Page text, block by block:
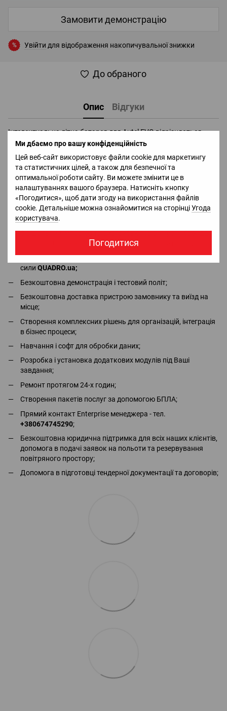
Ми дбаємо про вашу конфіденційність
Цей веб-сайт використовує файли cookie для маркетингу
та статистичних цілей, а також для безпечної та
оптимальної роботи сайту. Ви можете змінити це в
налаштуваннях вашого браузера. Натисніть кнопку
«Погодитися», щоб дати згоду на використання файлів
cookie. Детальніше можна ознайомитися на сторінціУгода
користувача.
Погодитися
Замовити демонстрацію
% Увійти для відображення накопичувальної знижки
До обраного
Опис Відгуки
Інтелектуальна літна батарея для Autel EVO відрізняється
високою щільністю енергії, яка не тільки знижує загальну вагу,
задоволення. Стабільне вироблення енергії і точний
розрахунок часу польоту, що залишився, додають ще один
рівень безпеки під час польоту.
Доставка Оплата Гарантія Повернення
Офіціальний імпортер та дистрибьютор в Україні брендів
DJI, Bluetti, Jackery - в наявності всі сертифікати та дозволи;
Безкоштовна консультація та повний асортимент в місцях
сили QUADRO.ua;
Безкоштовна демонстрація і тестовий політ;
Безкоштовна доставка пристрою замовнику та виїзд на
місце;
Створення комплексних рішень для організацій, інтеграція
в бізнес процеси;
Навчання і софт для обробки даних;
Розробка і установка додаткових модулів під Ваші
завдання;
Ремонт протягом 24-х годин;
Створення пакетів послуг за допомогою БПЛА;
Прямий контакт Enterprise менеджера - тел.
+380674745290;
Безкоштовна юридична підтримка для всіх наших клієнтів,
допомога в подачі заявок на польоти та резервування
повітряного простору;
Допомога в підготовці тендерної документації та договорів;